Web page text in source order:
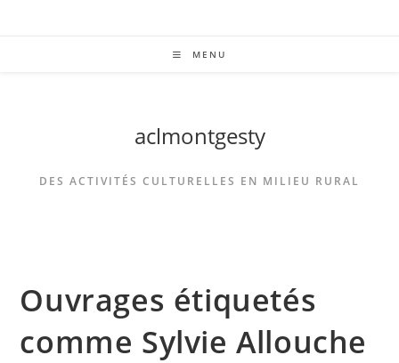
MENU
aclmontgesty
DES ACTIVITÉS CULTURELLES EN MILIEU RURAL
Ouvrages étiquetés
comme Sylvie Allouche